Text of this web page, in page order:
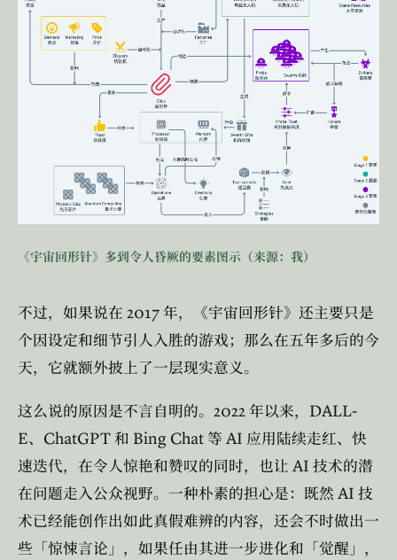
《宇宙回形针》多到令人昏厥的要素图示（来源：我）
不过，如果说在 2017年，《宇宙回形针》还主要只是
个因设定和细节引人入胜的游戏；那么在五年多后的今
天，它就额外披上了一层现实意义。
这么说的原因是不言自明的。 2022年以来， DALL-
E、 ChatGPT和 Bing Chat等 AI 应用陆续走红、快
速迭代，在令人惊艳和赞叹的同时，也让 AI 技术的潜
在问题走入公众视野。一种朴素的担心是：既然 AI 技
术已经能创作出如此真假难辨的内容，还会不时做出一
些「惊悚言论」，如果任由其进一步进化和「觉醒」，